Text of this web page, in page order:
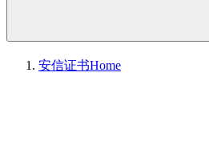
安信证书Home